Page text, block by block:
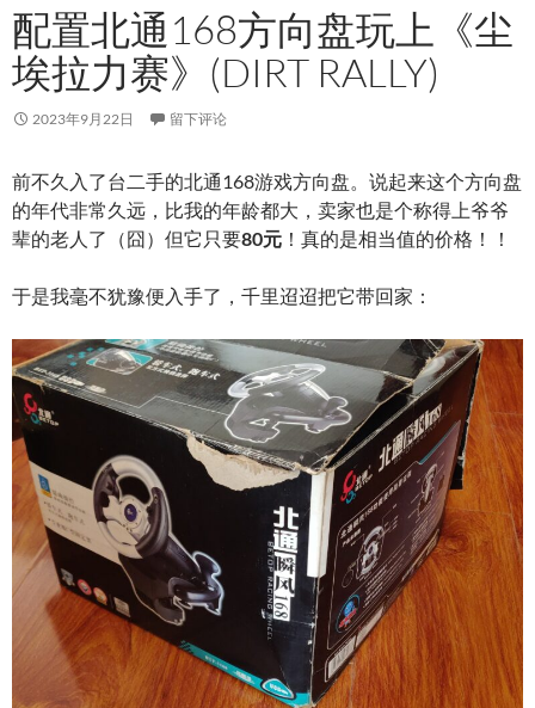
配置北通168方向盘玩上《尘
埃拉力赛》(DIRT RALLY)
2023年9月22日 留下评论
前不久入了台二手的北通168游戏方向盘。说起来这个方向盘
的年代非常久远，比我的年龄都大，卖家也是个称得上爷爷
辈的老人了（囧）但它只要80元 ！真的是相当值的价格！！
于是我毫不犹豫便入手了，千里迢迢把它带回家：